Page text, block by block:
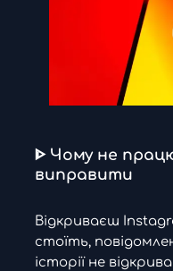
ᐈ Чому не
виправити
Відкриваєш
стоїть,
історії не